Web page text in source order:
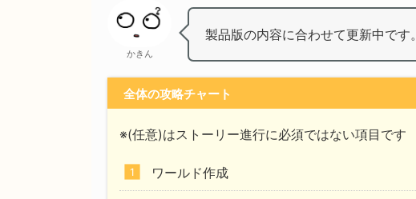
かきん
製品版の内容に合わせて更新中です。
全体の攻略チャート
※(任意)はストーリー進行に必須ではない項目です
ワールド作成